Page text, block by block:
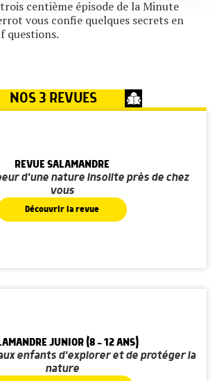
centième épisode de la Minute
vous confie quelques secrets en
questions.
NOS 3 REVUES
REVUE SALAMANDRE
d'une nature insolite près de chez
vous
Découvrir la revue
JUNIOR (8 - 12 ANS)
enfants d'explorer et de protéger la
nature